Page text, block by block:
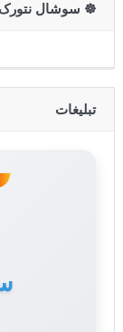
☸️ سوشال نتورک
تبلیغات